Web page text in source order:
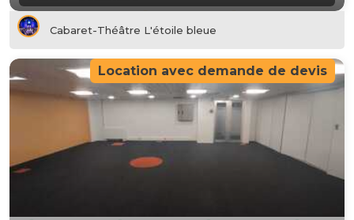
Cabaret-Théâtre L'étoile bleue
Location avec demande de devis